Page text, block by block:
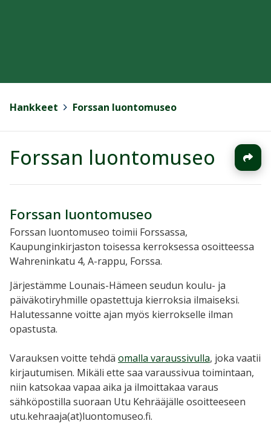
Hankkeet Forssan luontomuseo
Forssan luontomuseo
Forssan luontomuseo
Forssan luontomuseo toimii Forssassa,
Kaupunginkirjaston toisessa kerroksessa osoitteessa
Wahreninkatu 4, A-rappu, Forssa.
Järjestämme Lounais-Hämeen seudun koulu- ja
päiväkotiryhmille opastettuja kierroksia ilmaiseksi.
Halutessanne voitte ajan myös kierrokselle ilman
opastusta.
Varauksen voitte tehdä omalla varaussivulla, joka vaatii
kirjautumisen. Mikäli ette saa varaussivua toimintaan,
niin katsokaa vapaa aika ja ilmoittakaa varaus
sähköpostilla suoraan Utu Kehrääjälle osoitteeseen
utu.kehraaja(at)luontomuseo.fi.